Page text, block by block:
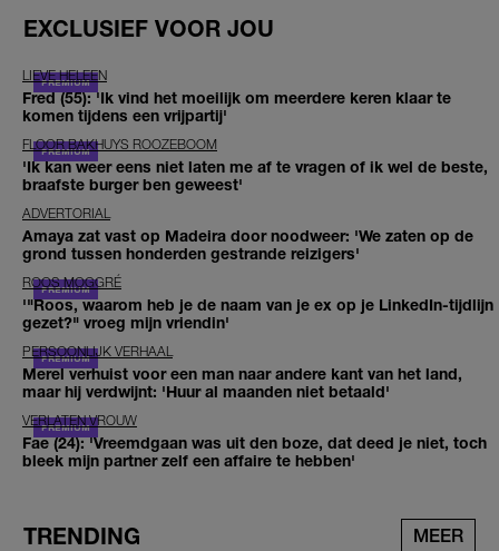
EXCLUSIEF VOOR JOU
LIEVE HELEEN
Fred (55): 'Ik vind het moeilijk om meerdere keren klaar te
komen tijdens een vrijpartij'
FLOOR BAKHUYS ROOZEBOOM
'Ik kan weer eens niet laten me af te vragen of ik wel de beste,
braafste burger ben geweest'
ADVERTORIAL
Amaya zat vast op Madeira door noodweer: 'We zaten op de
grond tussen honderden gestrande reizigers'
ROOS MOGGRÉ
'"Roos, waarom heb je de naam van je ex op je LinkedIn-tijdlijn
gezet?" vroeg mijn vriendin'
PERSOONLIJK VERHAAL
Merel verhuist voor een man naar andere kant van het land,
maar hij verdwijnt: 'Huur al maanden niet betaald'
VERLATEN VROUW
Fae (24): 'Vreemdgaan was uit den boze, dat deed je niet, toch
bleek mijn partner zelf een affaire te hebben'
TRENDING MEER